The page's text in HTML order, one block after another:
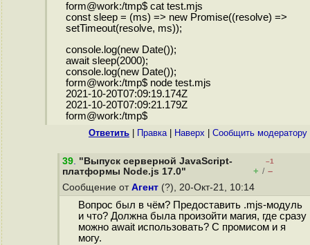
form@work:/tmp$ cat test.mjs
const sleep = (ms) => new Promise((resolve) =>
setTimeout(resolve, ms));
console.log(new Date());
await sleep(2000);
console.log(new Date());
form@work:/tmp$ node test.mjs
2021-10-20T07:09:19.174Z
2021-10-20T07:09:21.179Z
form@work:/tmp$
Ответить Правка| Наверх Cообщить модератору
39. "Выпуск серверной JavaScript-
платформы Node.js 17.0"
–1
+ / –
Сообщение от Агент (?), 20-Окт-21, 10:14
Вопрос был в чём? Предоставить .mjs-модуль
и что? Должна была произойти магия, где сразу
можно await использовать? С промисом и я
могу.